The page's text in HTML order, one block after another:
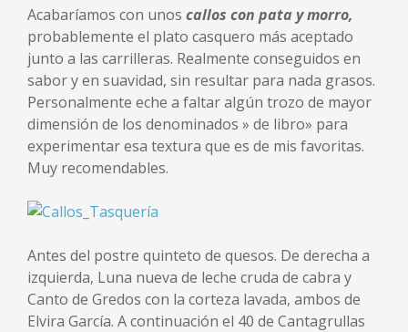
Acabaríamos con unos callos con pata y morro,
probablemente el plato casquero más aceptado
junto a las carrilleras. Realmente conseguidos en
sabor y en suavidad, sin resultar para nada grasos.
Personalmente eche a faltar algún trozo de mayor
dimensión de los denominados » de libro» para
experimentar esa textura que es de mis favoritas.
Muy recomendables.
Antes del postre quinteto de quesos. De derecha a
izquierda, Luna nueva de leche cruda de cabra y
Canto de Gredos con la corteza lavada, ambos de
Elvira García. A continuación el 40 de Cantagrullas